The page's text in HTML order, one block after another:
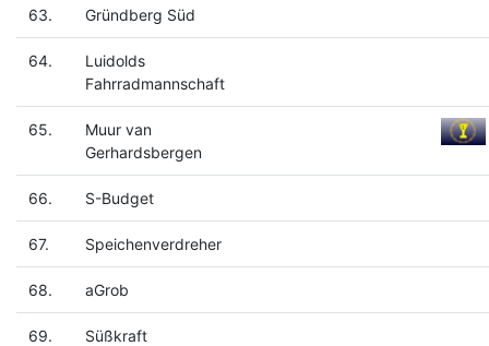
63. Gründberg Süd
64.
Luidolds
Fahrradmannschaft
65.
Muur van
Gerhardsbergen
66. S-Budget
67. Speichenverdreher
68. aGrob
69. Süßkraft